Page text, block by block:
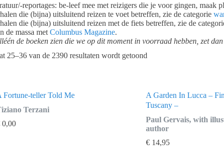
reportages: be-leef mee met reizigers die je voor gingen, maak
die (bijna) uitsluitend reizen te voet betreffen, zie de categorie
die (bijna) uitsluitend reizen met de fiets betreffen, zie de
de massa met Columbus Magazine.
de boeken zien die we op dit moment in voorraad hebben, zet
25–36 van de 2390 resultaten wordt getoond
Fortune-teller Told Me
Terzani
0,00
A Garden In Lucca –
Tuscany –
Paul Gervais, with
author
€14,95